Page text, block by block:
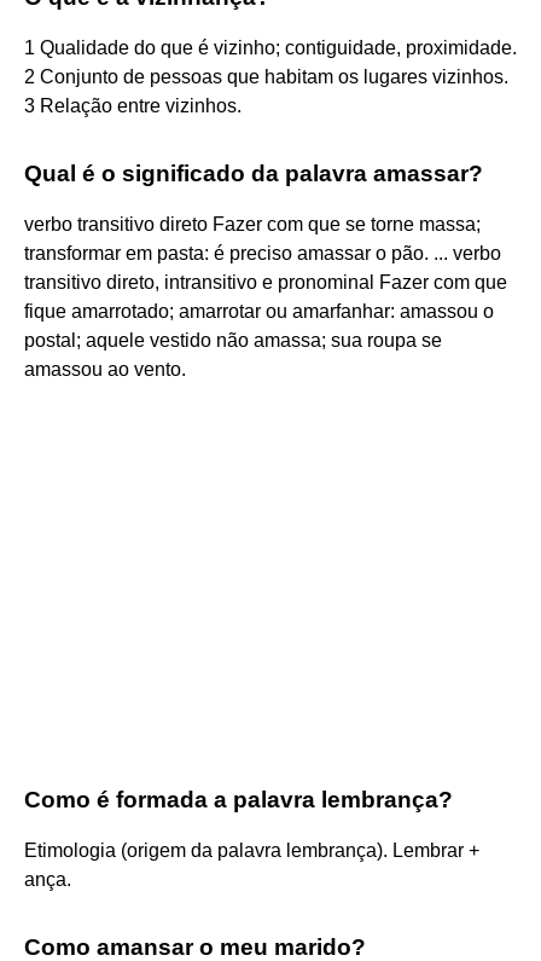
1 Qualidade do que é vizinho; contiguidade, proximidade.
2 Conjunto de pessoas que habitam os lugares vizinhos.
3 Relação entre vizinhos.
Qual é o significado da palavra amassar?
verbo transitivo direto Fazer com que se torne massa;
transformar em pasta: é preciso amassar o pão. ... verbo
transitivo direto, intransitivo e pronominal Fazer com que
fique amarrotado; amarrotar ou amarfanhar: amassou o
postal; aquele vestido não amassa; sua roupa se
amassou ao vento.
Como é formada a palavra lembrança?
Etimologia (origem da palavra lembrança). Lembrar +
ança.
Como amansar o meu marido?